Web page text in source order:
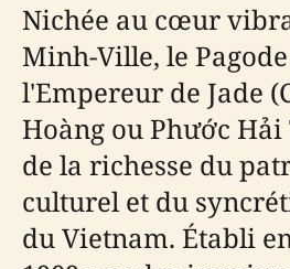
Nichée au cœur
Minh-Ville, le
l'Empereur de Jade
Hoàng ou Phước
de la richesse du
culturel et du
du Vietnam. Établi